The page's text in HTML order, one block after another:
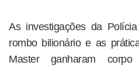
As investigações da
rombo bilionário e as
Master ganharam